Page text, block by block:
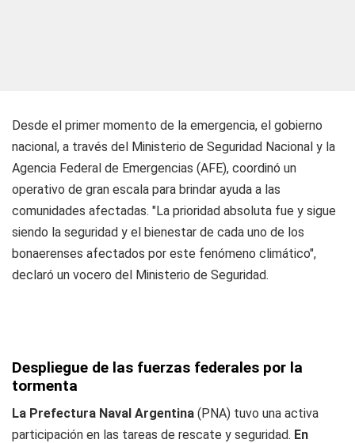
Desde el primer momento de la emergencia, el gobierno
nacional, a través del Ministerio de Seguridad Nacional y la
Agencia Federal de Emergencias (AFE), coordinó un
operativo de gran escala para brindar ayuda a las
comunidades afectadas. "La prioridad absoluta fue y sigue
siendo la seguridad y el bienestar de cada uno de los
bonaerenses afectados por este fenómeno climático",
declaró un vocero del Ministerio de Seguridad.
Despliegue de las fuerzas federales por la
tormenta
La Prefectura Naval Argentina (PNA) tuvo una activa
participación en las tareas de rescate y seguridad. En